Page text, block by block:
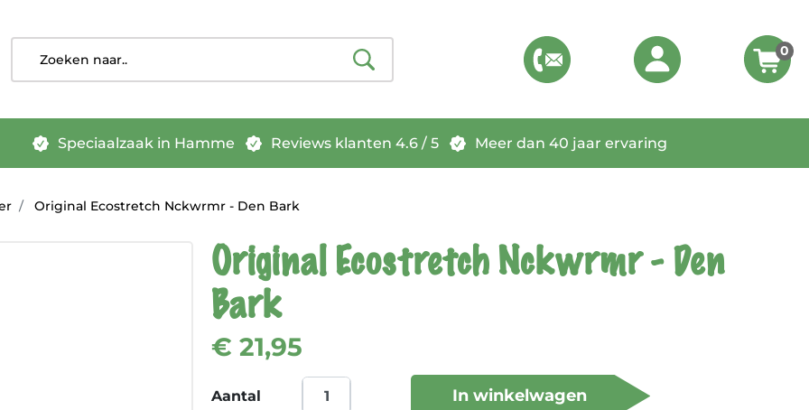
0
Speciaalzaak in Hamme Reviews klanten 4.6 / 5 Meer dan 40 jaar ervaring
Original Ecostretch Nckwrmr - Den Bark
Original Ecostretch Nckwrmr - Den
Bark
€ 21,95
Aantal In winkelwagen